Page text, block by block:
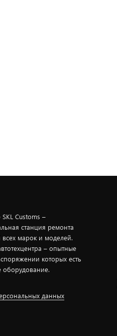
SKL Customs –
станция ремонта
марок и моделей.
– опытные
которых есть
оборудование.
данных